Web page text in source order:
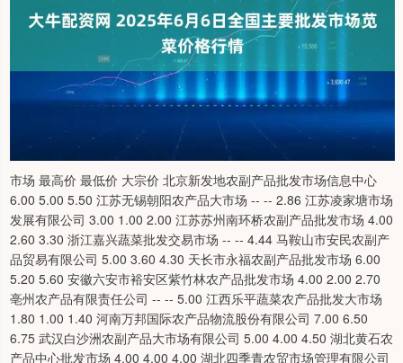
市场 最高价 最低价 大宗价 北京新发地农副产品批发市场信息中心
6.00 5.00 5.50 江苏无锡朝阳农产品大市场 -- -- 2.86 江苏凌家塘市场
发展有限公司 3.00 1.00 2.00 江苏苏州南环桥农副产品批发市场 4.00
2.60 3.30 浙江嘉兴蔬菜批发交易市场 -- -- 4.44 马鞍山市安民农副产
品贸易有限公司 5.00 3.60 4.30 天长市永福农副产品批发市场 6.00
5.20 5.60 安徽六安市裕安区紫竹林农产品批发市场 4.00 2.00 2.70
亳州农产品有限责任公司 -- -- 5.00 江西乐平蔬菜农产品批发大市场
1.80 1.00 1.40 河南万邦国际农产品物流股份有限公司 7.00 6.50
6.75 武汉白沙洲农副产品大市场有限公司 5.00 4.00 4.50 湖北黄石农
产品中心批发市场 4.00 4.00 4.00 湖北四季青农贸市场管理有限公司